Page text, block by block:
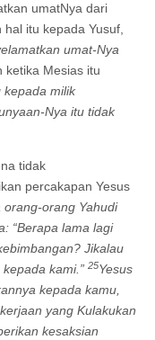
umatNya dari
itu kepada Yusuf,
umat-Nya
ketika Mesias itu
kepada milik
Nya itu tidak
tidak
percakapan Yesus
orang-orang Yahudi
“Berapa lama lagi
Jikalau
kami.” 25Yesus
kepada kamu,
yang Kulakukan
kesaksian